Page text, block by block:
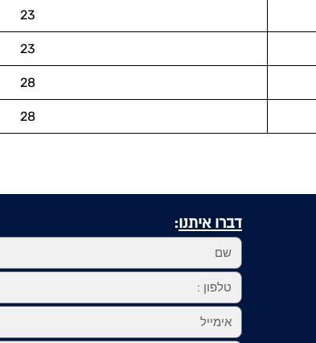
23
23
28
28
דברו איתנו: